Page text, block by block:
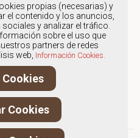
Guipúzcoa
semana se
de 48 horas;
en fin de
se enviará a
lunes.
propias (necesarias) y
el contenido y los anuncios,
y analizar el tráfico.
sobre el uso que
partners de redes
web, Información Cookies.
Cookies